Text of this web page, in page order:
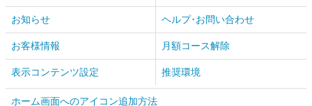
お知らせ ヘルプ･お問い合わせ
お客様情報 月額コース解除
表示コンテンツ設定 推奨環境
ホーム画面へのアイコン追加方法